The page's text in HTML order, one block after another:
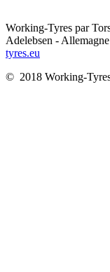
Working-Tyres par
Adelebsen -
tyres.eu
© 2018 Working-